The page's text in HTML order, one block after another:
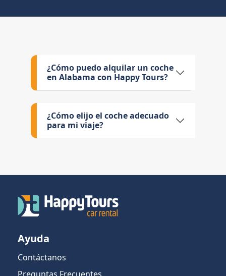
¿Cómo puedo alquilar un coche
en Alabama con Happy Tours?
¿Cómo elijo el coche adecuado
para mi viaje?
Ayuda
Contáctanos